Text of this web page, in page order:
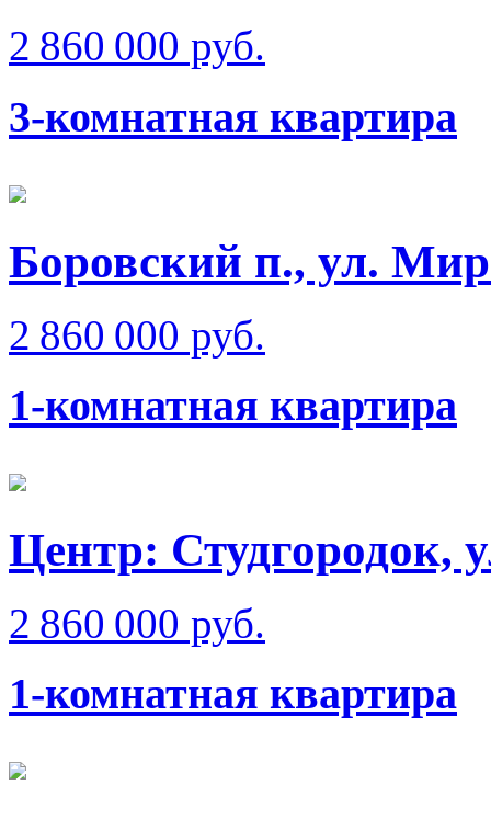
2 860 000 руб.
3-комнатная квартира
Боровский п., ул.
2 860 000 руб.
1-комнатная квартира
Центр: Студгородок,
2 860 000 руб.
1-комнатная квартира